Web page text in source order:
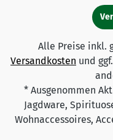
Alle Preise inkl.
Versandkosten und
* Ausgenommen
Jagdware,
Wohnaccessoires,